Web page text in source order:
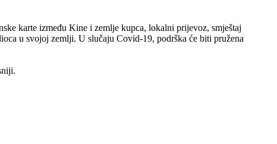
karte između Kine i zemlje kupca, lokalni prijevoz, smještaj
u svojoj zemlji. U slučaju Covid-19, podrška će biti pružena